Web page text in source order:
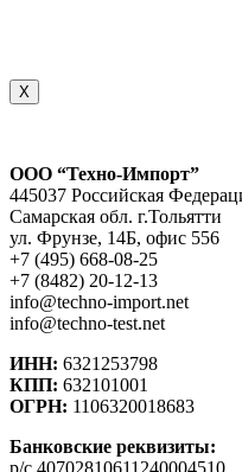
X
ООО “Техно-Импорт”
445037 Российская
Самарская обл. г.Тольятти
ул. Фрунзе, 14Б, офис 556
+7 (495) 668-08-25
+7 (8482) 20-12-13
info@techno-import.net
info@techno-test.net
ИНН: 6321253798
КПП: 632101001
ОГРН: 1106320018683
Банковские реквизиты:
р/с 40702810611240004510